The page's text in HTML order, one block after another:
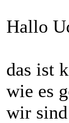
Hallo
das ist
wie es
wir